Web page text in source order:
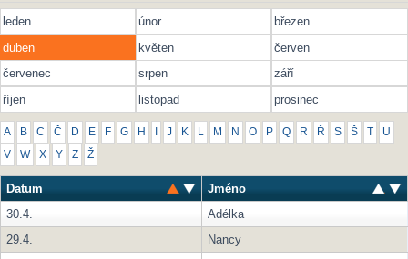
leden únor
březen
duben
květen
červen
červenec
srpen
září
říjen
listopad prosinec
A B C Č D E F G H J K L M N O P Q R Ř S Š U
V W X Y Z Ž
Datum
Jméno
30.4.
Adélka
29.4.
Nancy